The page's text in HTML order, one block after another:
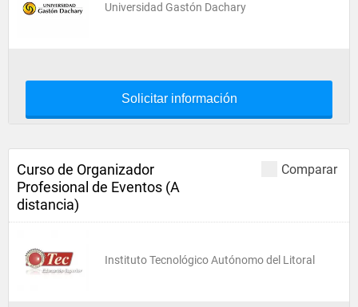
Universidad Gastón Dachary
Solicitar información
Comparar
Curso de Organizador
Profesional de Eventos (A
distancia)
Instituto Tecnológico Autónomo del Litoral